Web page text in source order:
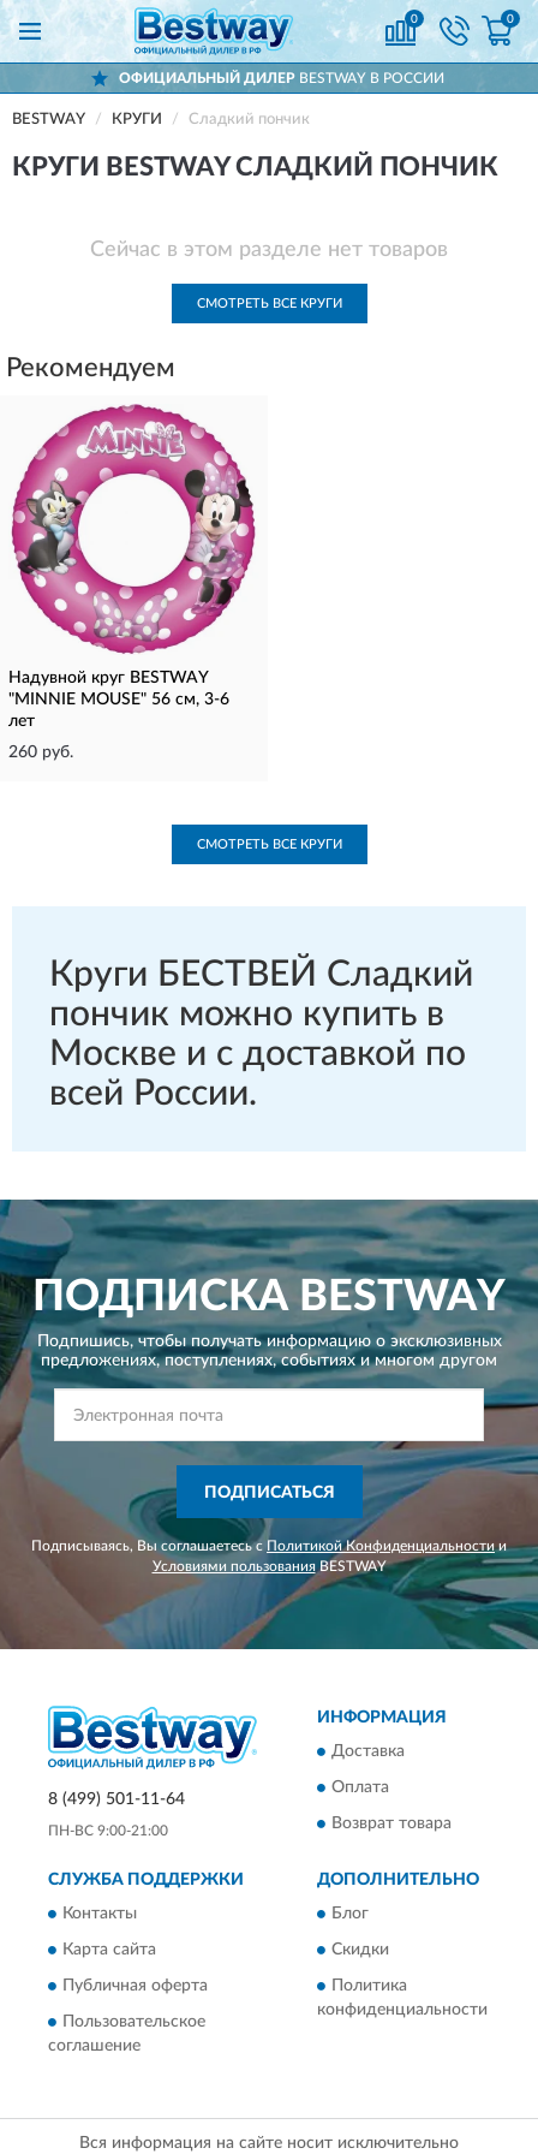
0 0
ОФИЦИАЛЬНЫЙ ДИЛЕР BESTWAY В РОССИИ
BESTWAY КРУГИ Сладкий пончик
КРУГИ BESTWAY СЛАДКИЙ ПОНЧИК
Сейчас в этом разделе нет товаров
СМОТРЕТЬ ВСЕ КРУГИ
Рекомендуем
Надувной круг BESTWAY
"MINNIE MOUSE" 56 см, 3-6
лет
260 руб.
СМОТРЕТЬ ВСЕ КРУГИ
Круги БЕСТВЕЙ Сладкий
пончик можно купить в
Москве и с доставкой по
всей России.
ПОДПИСКАBESTWAY
Подпишись, чтобы получать информацию о эксклюзивных
предложениях,поступлениях, событиях и многом другом
ПОДПИСАТЬСЯ
Подписываясь, Вы соглашаетесь с Политикой Конфиденциальности и
Условиями пользованияBESTWAY
8 (499) 501-11-64
ПН-ВС 9:00-21:00
ИНФОРМАЦИЯ
Доставка
Оплата
Возврат товара
СЛУЖБА ПОДДЕРЖКИ
Контакты
Карта сайта
Публичная оферта
Пользовательское
соглашение
ДОПОЛНИТЕЛЬНО
Блог
Скидки
Политика
конфиденциальности
Вся информация на сайте носит исключительно